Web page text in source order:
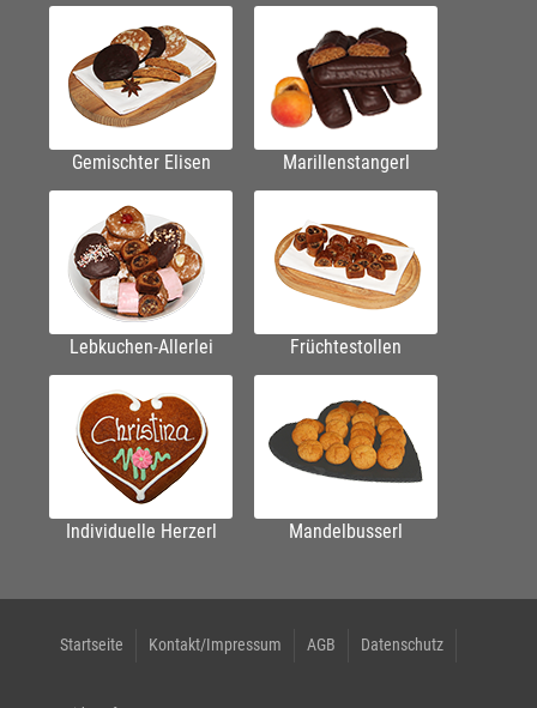
Gemischter Elisen Marillenstangerl
Lebkuchen-Allerlei Früchtestollen
Individuelle Herzerl Mandelbusserl
Startseite Kontakt/Impressum AGB Datenschutz